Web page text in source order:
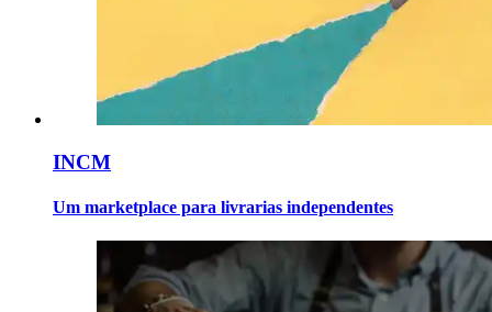
INCM
Um marketplace para livrarias independentes